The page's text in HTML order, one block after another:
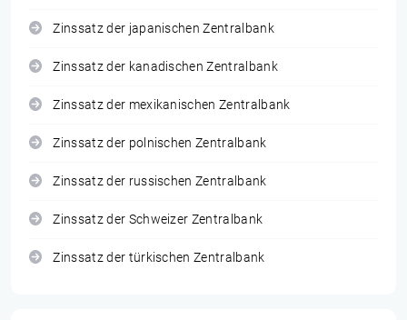
Zinssatz der japanischen Zentralbank
Zinssatz der kanadischen Zentralbank
Zinssatz der mexikanischen Zentralbank
Zinssatz der polnischen Zentralbank
Zinssatz der russischen Zentralbank
Zinssatz der Schweizer Zentralbank
Zinssatz der türkischen Zentralbank